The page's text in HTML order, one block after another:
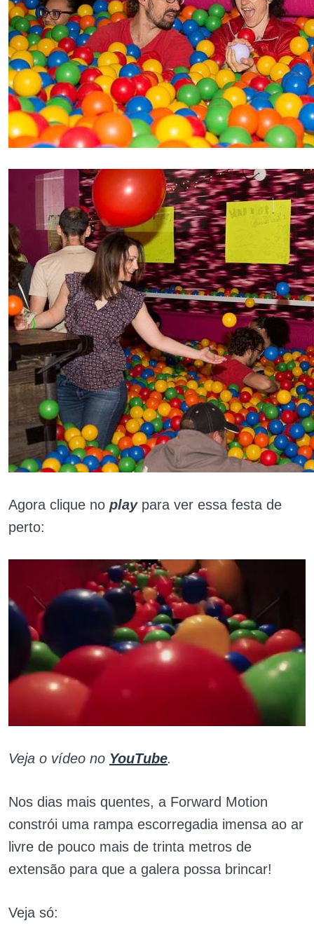
Agora clique no playpara ver essa festa de
perto:
Veja o vídeo no YouTube.
Nos dias mais quentes, a Forward Motion
constrói uma rampa escorregadia imensa ao ar
livre de pouco mais de trinta metros de
extensão para que a galera possa brincar!
Veja só: